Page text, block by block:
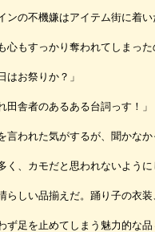
の不機嫌はアイテム街に着い
心もすっかり奪われてしまった
はお祭りか？」
田舎者のあるある台詞っす！」
われた気がするが、聞かな
く、カモだと思われないように
しい品揃えだ。踊り子の衣
ず足を止めてしまう魅力的な